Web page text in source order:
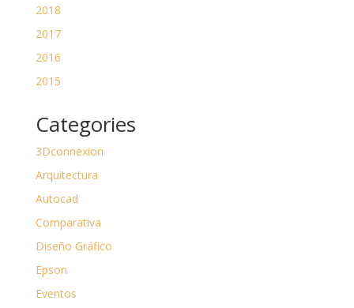
2018
2017
2016
2015
Categories
3Dconnexion
Arquitectura
Autocad
Comparativa
Diseño Gráfico
Epson
Eventos